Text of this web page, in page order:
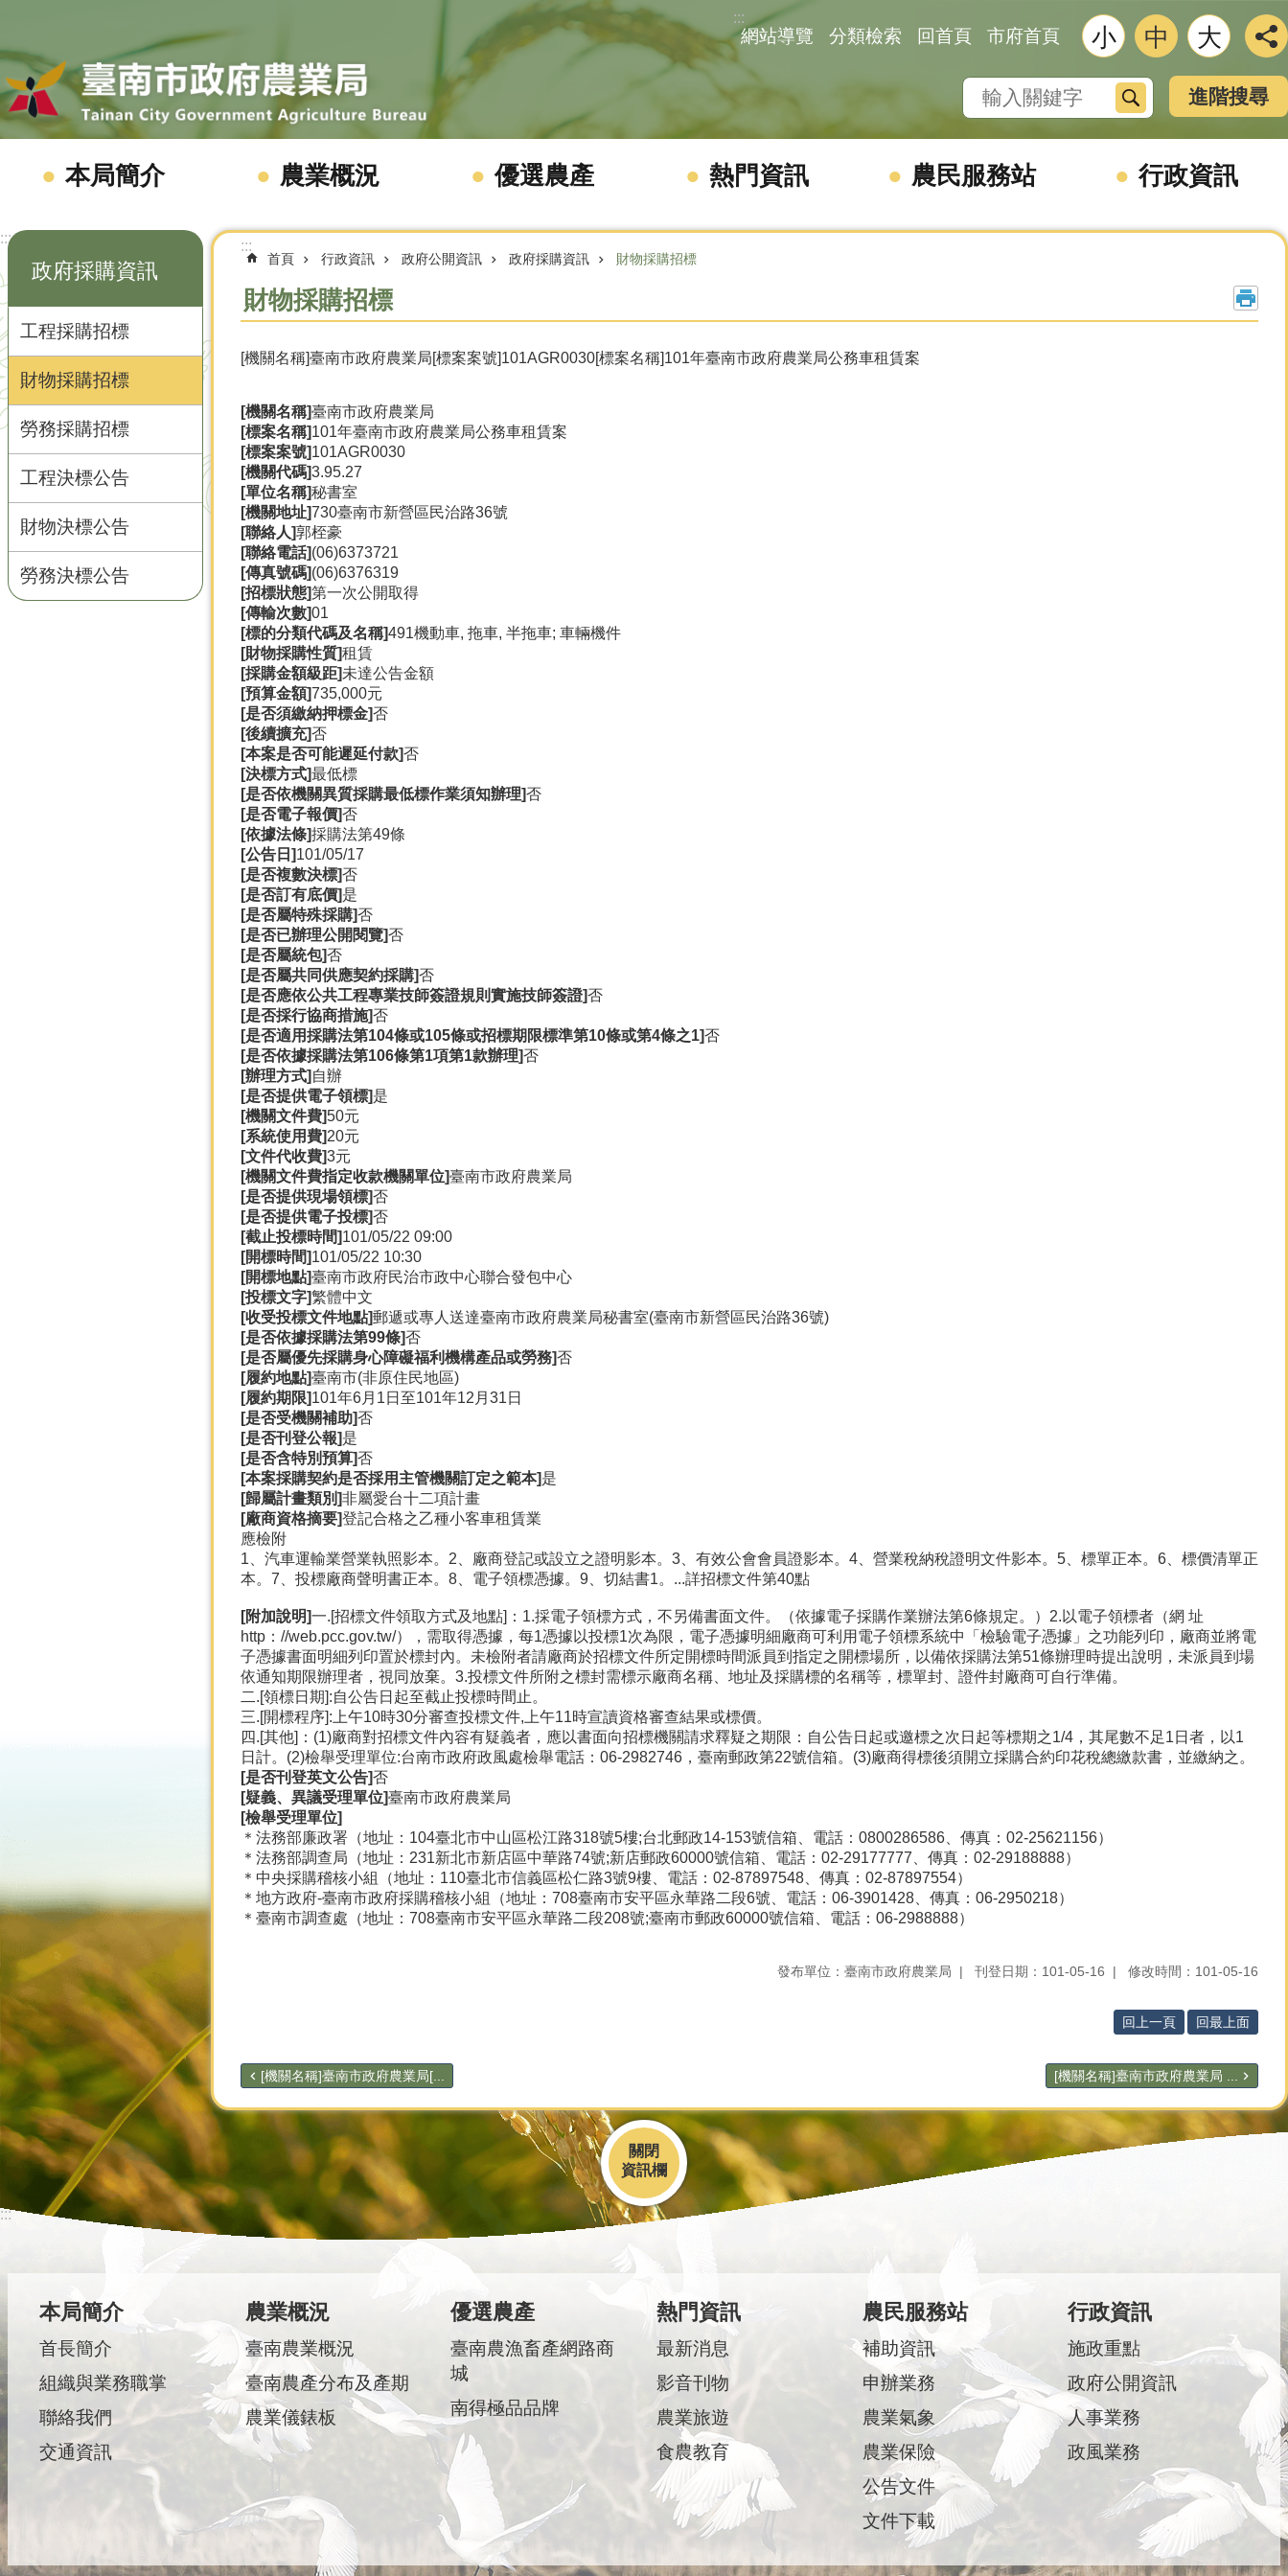
:::
網站導覽 分類檢索 回首頁 市府首頁 小 中 大
搜尋 進階搜尋
本局簡介 農業概況 優選農產 熱門資訊 農民服務站 行政資訊
:::
政府採購資訊
工程採購招標
財物採購招標
勞務採購招標
工程決標公告
財物決標公告
勞務決標公告
:::
首頁 行政資訊 政府公開資訊 政府採購資訊 財物採購招標
財物採購招標
[機關名稱]臺南市政府農業局[標案案號]101AGR0030[標案名稱]101年臺南市政府農業局公務車租賃案
[機關名稱]臺南市政府農業局
[標案名稱]101年臺南市政府農業局公務車租賃案
[標案案號]101AGR0030
[機關代碼]3.95.27
[單位名稱]秘書室
[機關地址]730臺南市新營區民治路36號
[聯絡人]郭桎豪
[聯絡電話](06)6373721
[傳真號碼](06)6376319
[招標狀態]第一次公開取得
[傳輸次數]01
[標的分類代碼及名稱]491機動車, 拖車, 半拖車; 車輛機件
[財物採購性質]租賃
[採購金額級距]未達公告金額
[預算金額]735,000元
[是否須繳納押標金]否
[後續擴充]否
[本案是否可能遲延付款]否
[決標方式]最低標
[是否依機關異質採購最低標作業須知辦理]否
[是否電子報價]否
[依據法條]採購法第49條
[公告日]101/05/17
[是否複數決標]否
[是否訂有底價]是
[是否屬特殊採購]否
[是否已辦理公開閱覽]否
[是否屬統包]否
[是否屬共同供應契約採購]否
[是否應依公共工程專業技師簽證規則實施技師簽證]否
[是否採行協商措施]否
[是否適用採購法第104條或105條或招標期限標準第10條或第4條之1]否
[是否依據採購法第106條第1項第1款辦理]否
[辦理方式] 自辦
[是否提供電子領標]是
[機關文件費]50元
[系統使用費]20元
[文件代收費]3元
[機關文件費指定收款機關單位]臺南市政府農業局
[是否提供現場領標]否
[是否提供電子投標]否
[截止投標時間]101/05/22 09:00
[開標時間]101/05/22 10:30
[開標地點]臺南市政府民治市政中心聯合發包中心
[投標文字]繁體中文
[收受投標文件地點]郵遞或專人送達臺南市政府農業局秘書室(臺南市新營區民治路36號)
[是否依據採購法第99條]否
[是否屬優先採購身心障礙福利機構產品或勞務]否
[履約地點]臺南市(非原住民地區)
[履約期限]101年6月1日至101年12月31日
[是否受機關補助]否
[是否刊登公報]是
[是否含特別預算]否
[本案採購契約是否採用主管機關訂定之範本]是
[歸屬計畫類別]非屬愛台十二項計畫
[廠商資格摘要]登記合格之乙種小客車租賃業
應檢附
1、汽車運輸業營業執照影本。2、廠商登記或設立之證明影本。3、有效公會會員證影本。4、營業稅納稅證明文件影本。5、標單正本。6、標價清單正
本。7、投標廠商聲明書正本。8、電子領標憑據。9、切結書1。...詳招標文件第40點
[附加說明]一.[招標文件領取方式及地點]：1.採電子領標方式，不另備書面文件。（依據電子採購作業辦法第6條規定。）2.以電子領標者（網 址
http：//web.pcc.gov.tw/），需取得憑據，每1憑據以投標1次為限，電子憑據明細廠商可利用電子領標系統中「檢驗電子憑據」之功能列印，廠商並將電
子憑據書面明細列印置於標封內。未檢附者請廠商於招標文件所定開標時間派員到指定之開標場所，以備依採購法第51條辦理時提出說明，未派員到場
依通知期限辦理者，視同放棄。3.投標文件所附之標封需標示廠商名稱、地址及採購標的名稱等，標單封、證件封廠商可自行準備。
二.[領標日期]:自公告日起至截止投標時間止。
三.[開標程序]:上午10時30分審查投標文件,上午11時宣讀資格審查結果或標價。
四.[其他]：(1)廠商對招標文件內容有疑義者，應以書面向招標機關請求釋疑之期限：自公告日起或邀標之次日起等標期之1/4，其尾數不足1日者，以1
日計。(2)檢舉受理單位:台南市政府政風處檢舉電話：06-2982746，臺南郵政第22號信箱。(3)廠商得標後須開立採購合約印花稅總繳款書，並繳納之。
[是否刊登英文公告]否
[疑義、異議受理單位]臺南市政府農業局
[檢舉受理單位]
＊法務部廉政署（地址：104臺北市中山區松江路318號5樓;台北郵政14-153號信箱、電話：0800286586、傳真：02-25621156）
＊法務部調查局（地址：231新北市新店區中華路74號;新店郵政60000號信箱、電話：02-29177777、傳真：02-29188888）
＊中央採購稽核小組（地址：110臺北市信義區松仁路3號9樓、電話：02-87897548、傳真：02-87897554）
＊地方政府-臺南市政府採購稽核小組（地址：708臺南市安平區永華路二段6號、電話：06-3901428、傳真：06-2950218）
＊臺南市調查處（地址：708臺南市安平區永華路二段208號;臺南市郵政60000號信箱、電話：06-2988888）
發布單位：臺南市政府農業局 刊登日期：101-05-16 修改時間：101-05-16
回上一頁 回最上面
[機關名稱]臺南市政府農業局[... [機關名稱]臺南市政府農業局 ...
關閉
:::
本局簡介
首長簡介
組織與業務職掌
聯絡我們
交通資訊
農業概況
臺南農業概況
臺南農產分布及產期
農業儀錶板
優選農產
臺南農漁畜產網路商
城
南得極品品牌
熱門資訊
最新消息
影音刊物
農業旅遊
食農教育
農民服務站
補助資訊
申辦業務
農業氣象
農業保險
公告文件
文件下載
行政資訊
施政重點
政府公開資訊
人事業務
政風業務